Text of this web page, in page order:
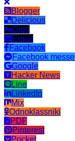
Blogger
Delicious
Digg
Email
Facebook
Facebook
Google
Hacker News
Line
LinkedIn
Mix
Odnoklassniki
PDF
Pinterest
Pocket